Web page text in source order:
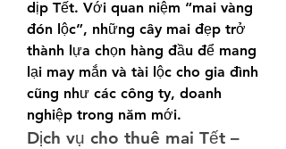
dịp Tết. Với quan niệm “mai vàng
đón lộc”, những cây mai đẹp trở
thành lựa chọn hàng đầu để mang
lại may mắn và tài lộc cho gia đình
cũng như các công ty, doanh
nghiệp trong năm mới.
Dịch vụ cho thuê mai Tết –